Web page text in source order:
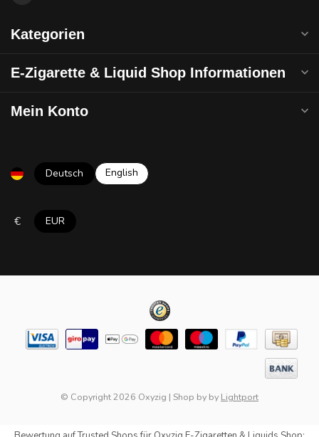
Kategorien
E-Zigarette & Liquid Shop Informationen
Mein Konto
Deutsch English
€ EUR
© Copyright 2026 Oxyzig | Shop by by Lightport